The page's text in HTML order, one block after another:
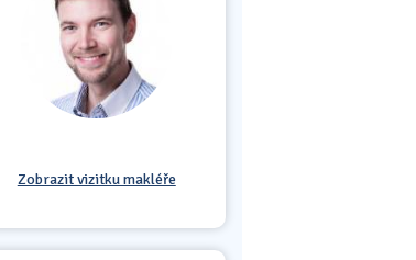
Zobrazit vizitku makléře